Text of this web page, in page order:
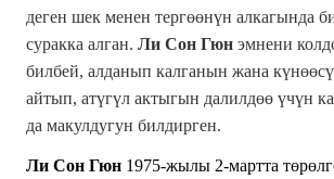
деген шек менен тергөөнүн алкагында
суракка алган. Ли Сон Гюн эмнени
билбей, алданып калганын жана
айтып, атүгүл актыгын далилдөө үчүн
да макулдугун билдирген.
Ли Сон Гюн 1975-жылы 2-мартта